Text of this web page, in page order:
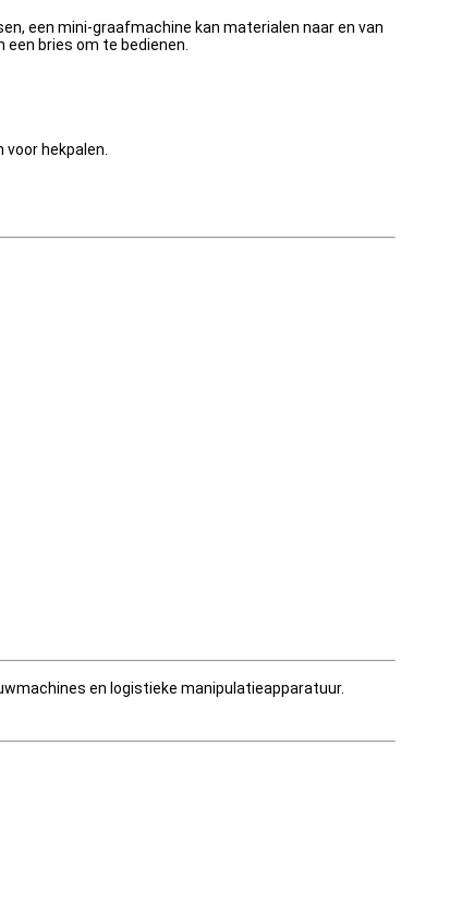
een mini-graafmachine kan materialen naar en van
bries om te bedienen.
hekpalen.
en logistieke manipulatieapparatuur.